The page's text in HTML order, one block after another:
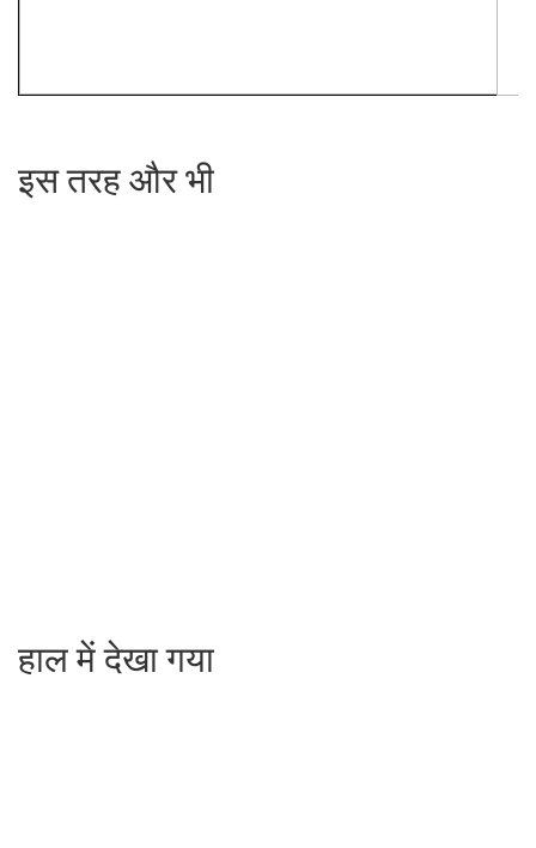
इस तरह और भी
हाल में देखा गया